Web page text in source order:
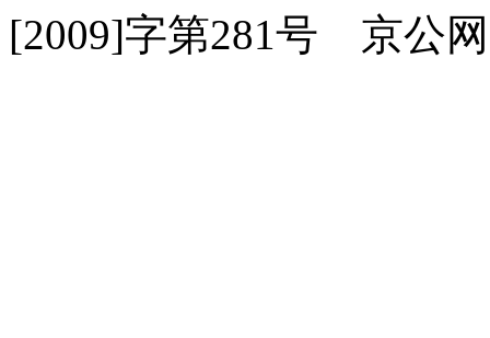
[2009]字第281号 京公网